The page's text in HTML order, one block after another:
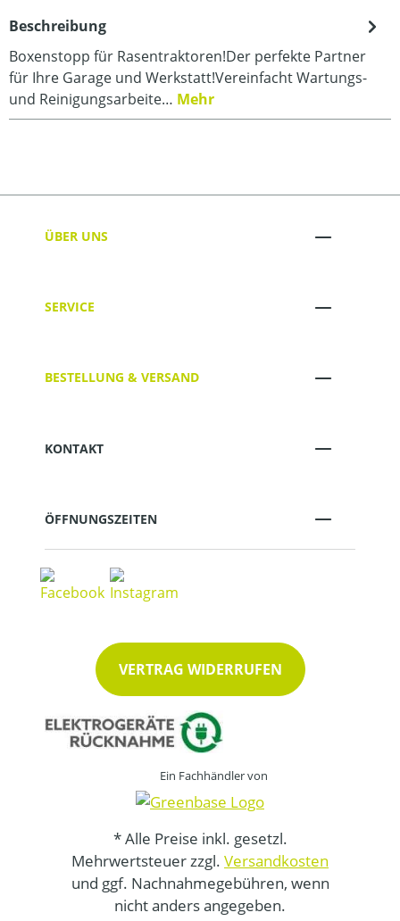
Beschreibung
Boxenstopp für Rasentraktoren!Der perfekte Partner
für Ihre Garage und Werkstatt!Vereinfacht Wartungs-
und Reinigungsarbeite… Mehr
ÜBER UNS
SERVICE
BESTELLUNG & VERSAND
KONTAKT
ÖFFNUNGSZEITEN
VERTRAG WIDERRUFEN
Ein Fachhändler von
* Alle Preise inkl. gesetzl.
Mehrwertsteuer zzgl. Versandkosten
und ggf. Nachnahmegebühren, wenn
nicht anders angegeben.